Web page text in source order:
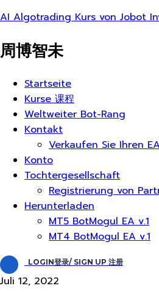
AI Algotrading Kurs von Jobot
周博智未
MenüStartseite
Kurse 课程
Weltweiter Bot-Rang
Kontakt
Verkaufen Sie Ihren
Konto
Tochtergesellschaft
Registrierung von
Herunterladen
MT5 BotMogul EA v.1
MT4 BotMogul EA v.1
LOGIN登录/ SIGN UP 注册
Juli 12, 2022